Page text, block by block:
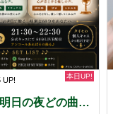
UP! 本日UP!
日の夜どの曲…